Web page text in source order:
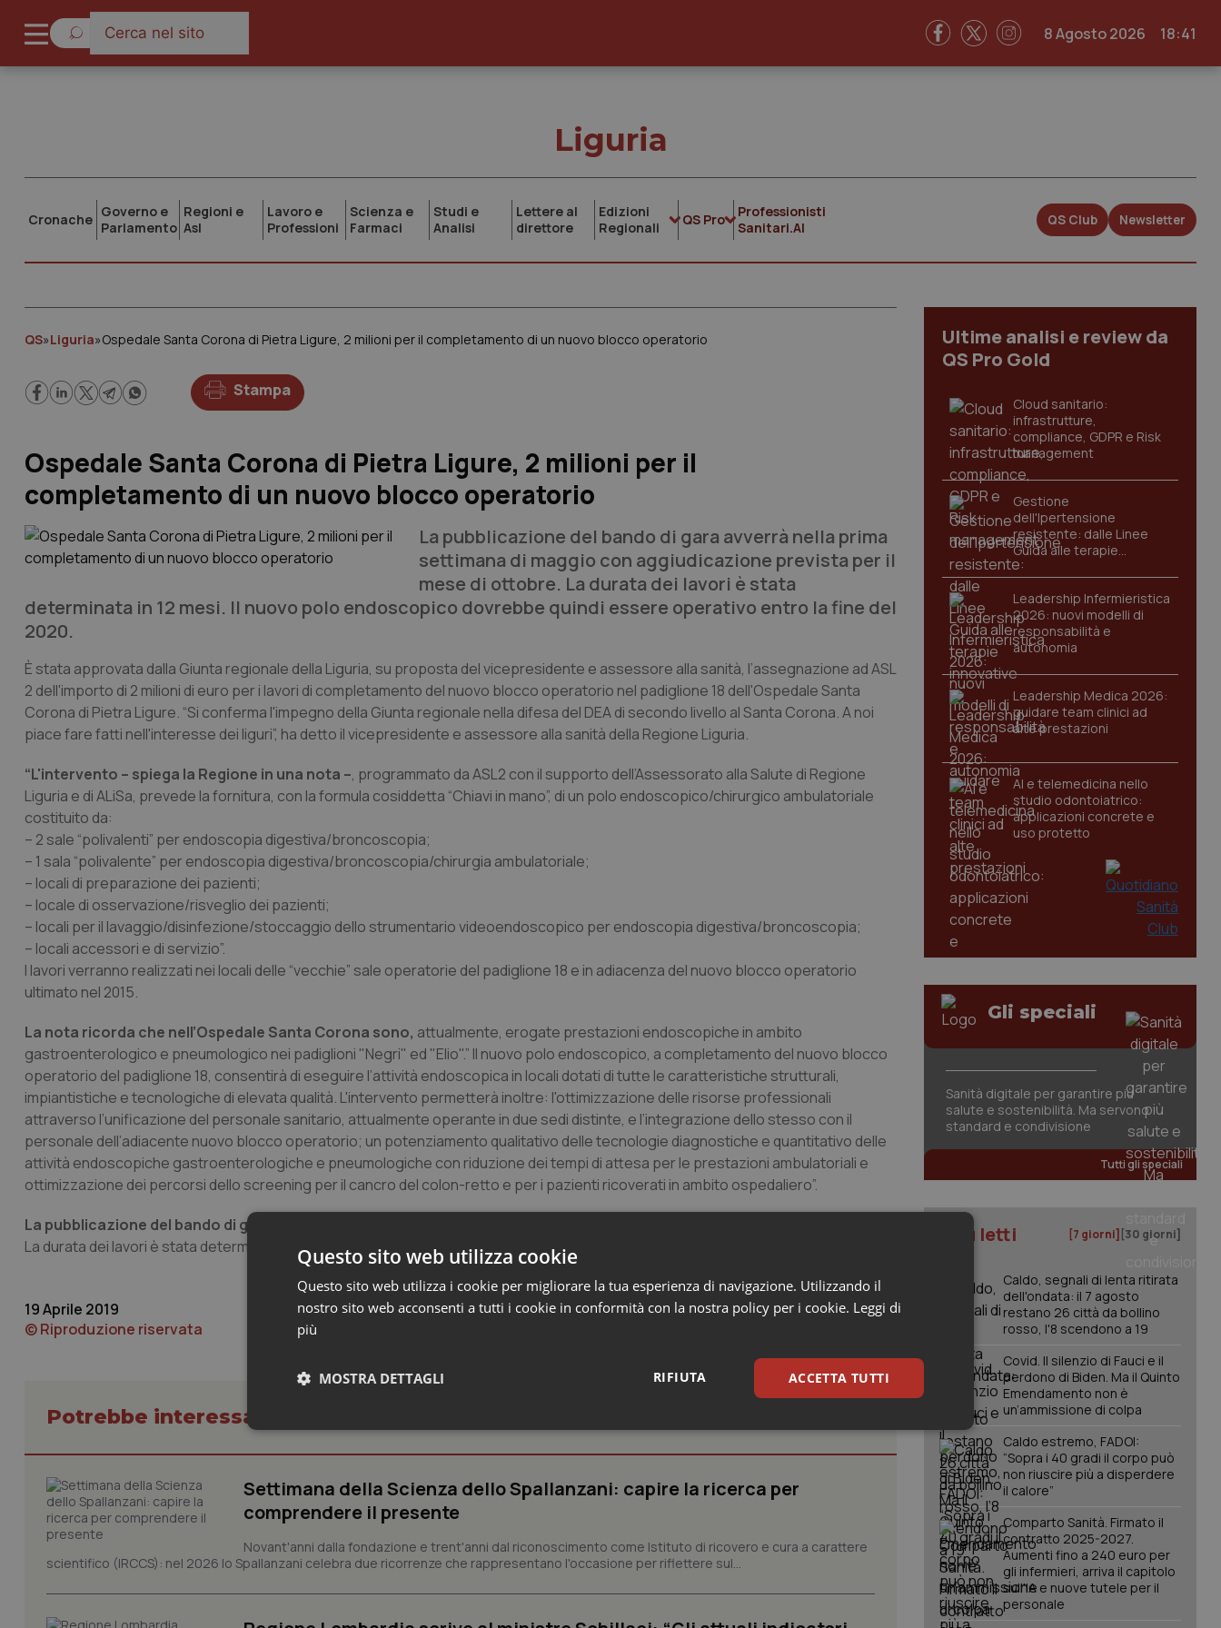
8 Agosto 2026 18:41
Liguria
Cronache Governo e
Parlamento
Regioni e
Asl
Lavoro e
Professioni
Scienza e
Farmaci
Studi e
Analisi
Lettere al
direttore
Edizioni
Regionali
QS Pro
Professionisti
Sanitari.AI
QS Club Newsletter
QS»Liguria»Ospedale Santa Corona di Pietra Ligure, 2 milioni per il completamento di un nuovo blocco operatorio
Stampa
Ospedale Santa Corona di Pietra Ligure, 2 milioni per il
completamento di un nuovo blocco operatorio
La pubblicazione del bando di gara avverrà nella prima
settimana di maggio con aggiudicazione prevista per il
mese di ottobre. La durata dei lavori è stata
determinata in 12 mesi. Il nuovo polo endoscopico dovrebbe quindi essere operativo entro la fine del
2020.
È stata approvata dalla Giunta regionale della Liguria, su proposta del vicepresidente e assessore alla sanità, l’assegnazione ad ASL
2 dell'importo di 2 milioni di euro per i lavori di completamento del nuovo blocco operatorio nel padiglione 18 dell'Ospedale Santa
Corona di Pietra Ligure. “Si conferma l'impegno della Giunta regionale nella difesa del DEA di secondo livello al Santa Corona. A noi
piace fare fatti nell'interesse dei liguri”, ha detto il vicepresidente e assessore alla sanità della Regione Liguria.
“L'intervento – spiega la Regione in una nota –, programmato da ASL2 con il supporto dell’Assessorato alla Salute di Regione
Liguria e di ALiSa, prevede la fornitura, con la formula cosiddetta “Chiavi in mano”, di un polo endoscopico/chirurgico ambulatoriale
costituito da:
– 2 sale “polivalenti” per endoscopia digestiva/broncoscopia;
– 1 sala “polivalente” per endoscopia digestiva/broncoscopia/chirurgia ambulatoriale;
– locali di preparazione dei pazienti;
– locale di osservazione/risveglio dei pazienti;
– locali per il lavaggio/disinfezione/stoccaggio dello strumentario videoendoscopico per endoscopia digestiva/broncoscopia;
– locali accessori e di servizio”.
I lavori verranno realizzati nei locali delle “vecchie” sale operatorie del padiglione 18 e in adiacenza del nuovo blocco operatorio
ultimato nel 2015.
La nota ricorda che nell’Ospedale Santa Corona sono, attualmente, erogate prestazioni endoscopiche in ambito
gastroenterologico e pneumologico nei padiglioni "Negri" ed "Elio".” Il nuovo polo endoscopico, a completamento del nuovo blocco
operatorio del padiglione 18, consentirà di eseguire l’attività endoscopica in locali dotati di tutte le caratteristiche strutturali,
impiantistiche e tecnologiche di elevata qualità. L'intervento permetterà inoltre: l'ottimizzazione delle risorse professionali
attraverso l’unificazione del personale sanitario, attualmente operante in due sedi distinte, e l’integrazione dello stesso con il
personale dell’adiacente nuovo blocco operatorio; un potenziamento qualitativo delle tecnologie diagnostiche e quantitativo delle
attività endoscopiche gastroenterologiche e pneumologiche con riduzione dei tempi di attesa per le prestazioni ambulatoriali e
ottimizzazione dei percorsi dello screening per il cancro del colon-retto e per i pazienti ricoverati in ambito ospedaliero”.
La pubblicazione del bando di gara avverrà nella prima settimana
La durata dei lavori è stata determinata in 12 mesi e quindi il nuovo polo endoscopico sarà operativo entro la fine del 2020.
19 Aprile 2019
© Riproduzione riservata
Potrebbe interessarti in Liguria
Settimana della Scienza dello Spallanzani: capire la ricerca per
comprendere il presente
Novant'anni dalla fondazione e trent'anni dal riconoscimento come Istituto di ricovero e cura a carattere
scientifico (IRCCS): nel 2026 lo Spallanzani celebra due ricorrenze che rappresentano l'occasione per riflettere sul...
Ultime analisi e review da
QS Pro Gold
Cloud sanitario:
infrastrutture,
compliance, GDPR e Risk
management
Gestione
dell'Ipertensione
resistente: dalle Linee
Guida alle terapie
innovative
Leadership Infermieristica
2026: nuovi modelli di
responsabilità e
autonomia
Leadership Medica 2026:
guidare team clinici ad
alte prestazioni
AI e telemedicina nello
studio odontoiatrico:
applicazioni concrete e
uso protetto
Gli speciali
Sanità digitale per garantire più
salute e sostenibilità. Ma servono
standard e condivisione
Tutti gli speciali
I più letti [7 giorni] [30 giorni]
Caldo, segnali di lenta ritirata
dell'ondata: il 7 agosto
restano 26 città da bollino
rosso, l'8 scendono a 19
Covid. Il silenzio di Fauci e il
perdono di Biden. Ma il Quinto
Emendamento non è
un’ammissione di colpa
Caldo estremo, FADOI:
“Sopra i 40 gradi il corpo può
non riuscire più a disperdere
il calore”
Comparto Sanità. Firmato il
contratto 2025-2027.
Aumenti fino a 240 euro per
gli infermieri, arriva il capitolo
sull'IA e nuove tutele per il
personale
Questo sito web utilizza cookie
Questo sito web utilizza i cookie per migliorare la tua esperienza di navigazione. Utilizzando il
nostro sito web acconsenti a tutti i cookie in conformità con la nostra policy per i cookie. Leggi di
più
ACCETTA TUTTI
RIFIUTA
MOSTRA DETTAGLI
Necessari Statistici Marketing
Necessari Statistici Marketing
I cookie necessari contribuiscono a rendere fruibile il sito web abilitandone funzionalità di base quali la navigazione sulle pagine